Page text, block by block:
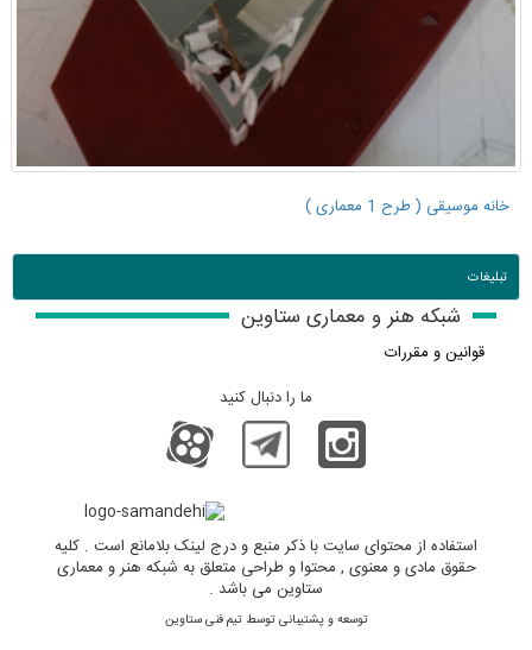
خانه موسیقی ( طرح 1 معماری )
تبلیغات
شبکه هنر و معماری ستاوین
قوانین و مقررات
ما را دنبال کنید
استفاده از محتوای سایت با ذکر منبع و درج لینک بلامانع است . کلیه
حقوق مادی و معنوی , محتوا و طراحی متعلق به شبکه هنر و معماری
ستاوین می باشد .
توسعه و پشتیبانی توسط تیم فنی ستاوین